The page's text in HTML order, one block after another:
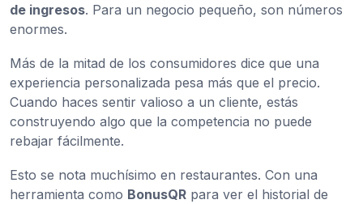
de ingresos. Para un negocio pequeño, son números
enormes.
Más de la mitad de los consumidores dice que una
experiencia personalizada pesa más que el precio.
Cuando haces sentir valioso a un cliente, estás
construyendo algo que la competencia no puede
rebajar fácilmente.
Esto se nota muchísimo en restaurantes. Con una
herramienta como BonusQR para ver el historial de